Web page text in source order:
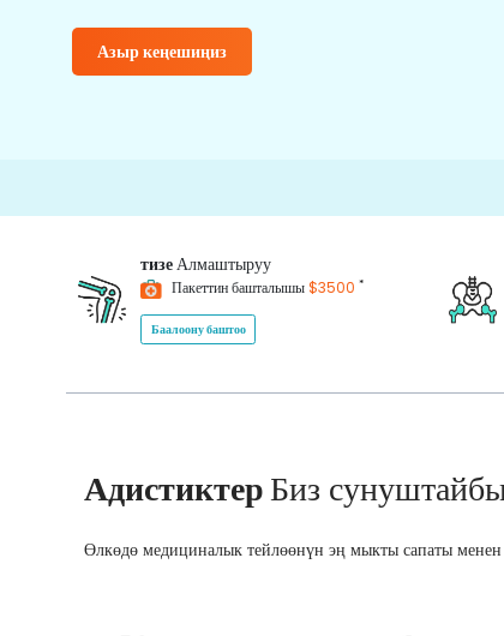
Азыр кеңешиңиз
тизеАлмаштыруу
Пакеттин башталышы$3500 *
Баалоону баштоо
АдистиктерБиз
Өлкөдө медициналык тейлөөнүн эң мыкты сапаты